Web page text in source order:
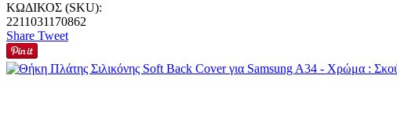
ΚΩΔΙΚΟΣ (SKU):
2211031170862
Share Tweet